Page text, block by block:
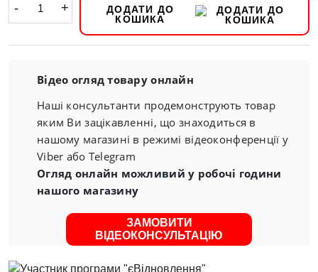
- +
ДОДАТИ ДО
КОШИКА
Відео огляд товару онлайн
Наші консультанти продемонструють товар
яким Ви зацікавленні, що знаходиться в
нашому магазині в режимі відеоконференції у
Viber або Telegram
Огляд онлайн можливий у робочі години
нашого магазину
ЗАМОВИТИ
ВІДЕОКОНСУЛЬТАЦІЮ